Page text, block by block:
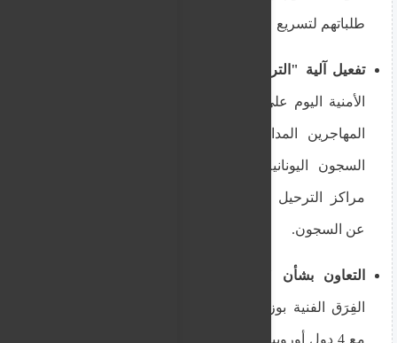
طلباتهم لتسريع عمليات إعادتهم.
تفعيل آلية "الترحيل بدل السجن":
الأمنية اليوم على تفعيل بند الإفراج المشروط عن
المهاجرين المدانين بجنح ومخالفات بسيطة في
السجون اليونانية، شريطة اقتيادهم مباشرة إلى
مراكز الترحيل وإعادتهم لبلدانهم لتخفيف الضغط
عن السجون.
التعاون بشأن "مراكز العودة" الخارجية:
الفِرَق الفنية بوزارة الهجرة اليونانية اليوم التنسيق
مع 4 دول أوروبية (ألمانيا، هولندا، النمسا، الدنمارك)